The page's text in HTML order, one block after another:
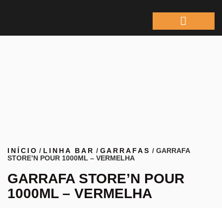
INÍCIO / LINHA BAR / GARRAFAS / GARRAFA
STORE’N POUR 1000ML – VERMELHA
GARRAFA STORE’N POUR
1000ML – VERMELHA